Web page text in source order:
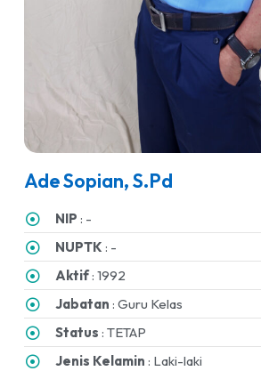
Ade Sopian, S.Pd
NIP : -
NUPTK : -
Aktif: 1992
Jabatan : Guru Kelas
Status : TETAP
Jenis Kelamin : Laki-laki